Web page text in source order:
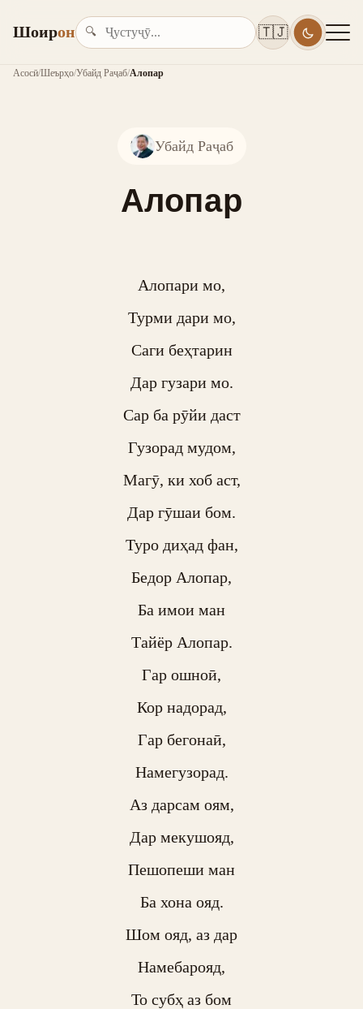
Шоирон 🔍 🇹🇯
Асосӣ/Шеърҳо/Убайд Раҷаб/Алопар
Убайд Раҷаб
Алопар
Алопари мо,
Турми дари мо,
Саги беҳтарин
Дар гузари мо.
Сар ба рӯйи даст
Гузорад мудом,
Магӯ, ки хоб аст,
Дар гӯшаи бом.
Туро диҳад фан,
Бедор Алопар,
Ба имои ман
Тайёр Алопар.
Гар ошноӣ,
Кор надорад,
Гар бегонаӣ,
Намегузорад.
Аз дарсам оям,
Дар мекушояд,
Пешопеши ман
Ба хона ояд.
Шом ояд, аз дар
Намебарояд,
То субҳ аз бом